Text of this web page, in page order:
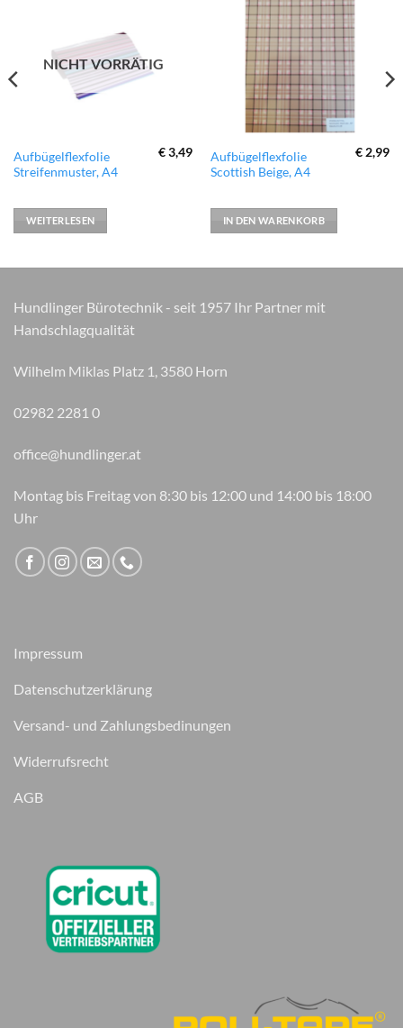
hinzufügen
NICHT VORRÄTIG
Aufbügelflexfolie
Streifenmuster, A4
€3,49
WEITERLESEN
Wunschliste
hinzufügen
Aufbügelflexfolie
Scottish Beige, A4
€ 2,99
IN DEN WARENKORB
Hundlinger Bürotechnik - seit 1957 Ihr Partner mit
Handschlagqualität
Wilhelm Miklas Platz 1, 3580 Horn
02982 2281 0
office@hundlinger.at
Montag bis Freitag von 8:30 bis 12:00 und 14:00 bis 18:00
Uhr
Impressum
Datenschutzerklärung
Versand- und Zahlungsbedinungen
Widerrufsrecht
AGB